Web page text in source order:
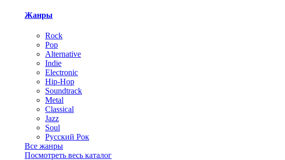
Жанры
Rock
Pop
Alternative
Indie
Electronic
Hip-Hop
Soundtrack
Metal
Classical
Jazz
Soul
Русский Рок
Все жанры
Посмотреть весь каталог